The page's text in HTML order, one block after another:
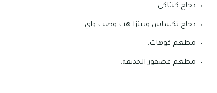
دجاج كنتاكي.
دجاج تكساس وبيتزا هت وصب واي.
مطعم كوهات.
مطعم عصفور الحديقة.